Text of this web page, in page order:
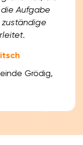
Aufgabe
Grödig,